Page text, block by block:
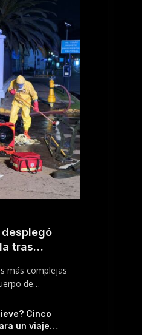
desplegó
tras
más complejas
de
Cinco
un viaje